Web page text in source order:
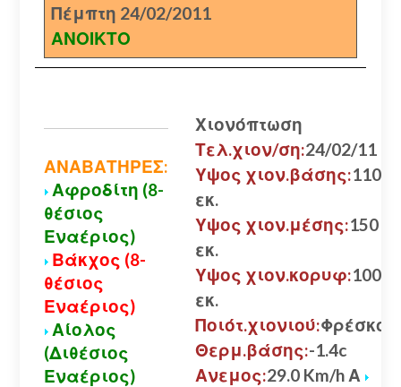
Πέμπτη 24/02/2011
ΑΝΟΙΚΤΟ
ΑΝΑΒΑΤΗΡΕΣ:
Αφροδίτη (8-
θέσιος
Εναέριος)
Βάκχος (8-
θέσιος
Εναέριος)
Αίολος
(Διθέσιος
Εναέριος)
Χιονόπτωση
Τελ.χιον/ση:24/02/11
Υψος χιον.βάσης:110
εκ.
Υψος χιον.μέσης:150
εκ.
Υψος χιον.κορυφ:100
εκ.
Ποιότ.χιονιού:Φρέσκο
Θερμ.βάσης:-1.4c
Ανεμος:29.0 Km/h Α